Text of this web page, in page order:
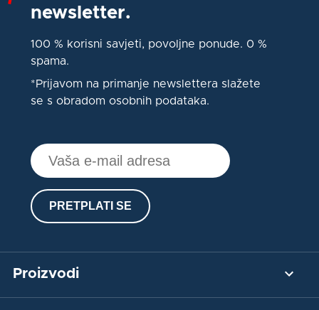
newsletter.
100 % korisni savjeti, povoljne ponude. 0 %
spama.
*Prijavom na primanje newslettera slažete
se s obradom osobnih podataka.
PRETPLATI SE
Proizvodi